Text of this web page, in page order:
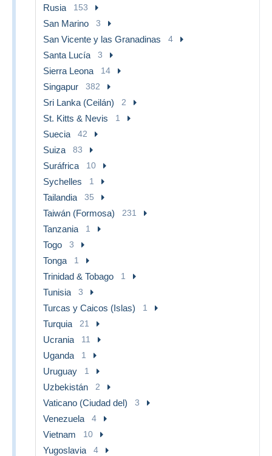
Rusia 153
San Marino 3
San Vicente y las Granadinas 4
Santa Lucía 3
Sierra Leona 14
Singapur 382
Sri Lanka (Ceilán) 2
St. Kitts & Nevis 1
Suecia 42
Suiza 83
Suráfrica 10
Sychelles 1
Tailandia 35
Taiwán (Formosa) 231
Tanzania 1
Togo 3
Tonga 1
Trinidad & Tobago 1
Tunisia 3
Turcas y Caicos (Islas) 1
Turquia 21
Ucrania 11
Uganda 1
Uruguay 1
Uzbekistán 2
Vaticano (Ciudad del) 3
Venezuela 4
Vietnam 10
Yugoslavia 4